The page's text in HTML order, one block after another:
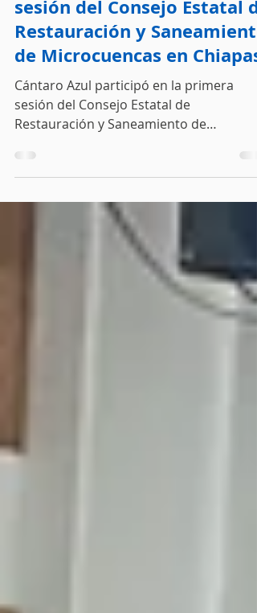
Cántaro Azul en la primera
sesión del Consejo Estatal de
Restauración y Saneamiento
de Microcuencas en Chiapas
Cántaro Azul participó en la primera
Restauración y Saneamiento de
Microcuencas en Chiapas. Conoce los
avances, actores clave y el lanzamiento
la plataforma ACUAC para la gestión del